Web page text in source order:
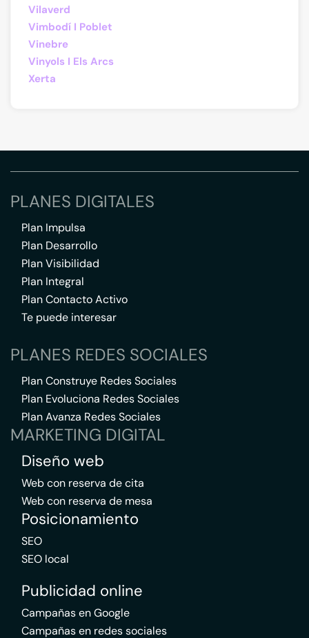
Vilaverd
Vimbodí I Poblet
Vinebre
Vinyols I Els Arcs
Xerta
PLANES DIGITALES
Plan Impulsa
Plan Desarrollo
Plan Visibilidad
Plan Integral
Plan Contacto Activo
Te puede interesar
PLANES REDES SOCIALES
Plan Construye Redes Sociales
Plan Evoluciona Redes Sociales
Plan Avanza Redes Sociales
MARKETING DIGITAL
Diseño web
Web con reserva de cita
Web con reserva de mesa
Posicionamiento
SEO
SEO local
Publicidad online
Campañas en Google
Campañas en redes sociales